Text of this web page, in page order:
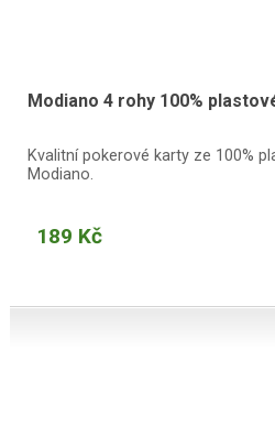
Modiano 4 rohy 100%
Kvalitní pokerové karty ze 100%
Modiano.
189 Kč